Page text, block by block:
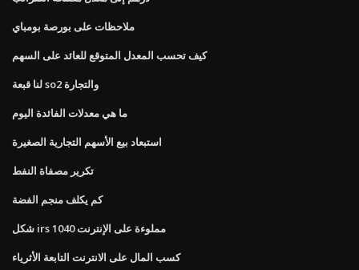
ملاحظات على بورصة بومباي
كيف تحسب المعدل المتوقع للعائد على السهم
لنا قبعة so2 والتجارة
ما هي معدلات الفائدة اليوم
استبعاد بيع الأسهم التجارية الصغيرة
تكرير مصفاة النفط
كم يكلف منجم الفضة
شكل irs 1040 مملوءة على الإنترنت
كسب المال على الانترنت التابعة الأثرياء